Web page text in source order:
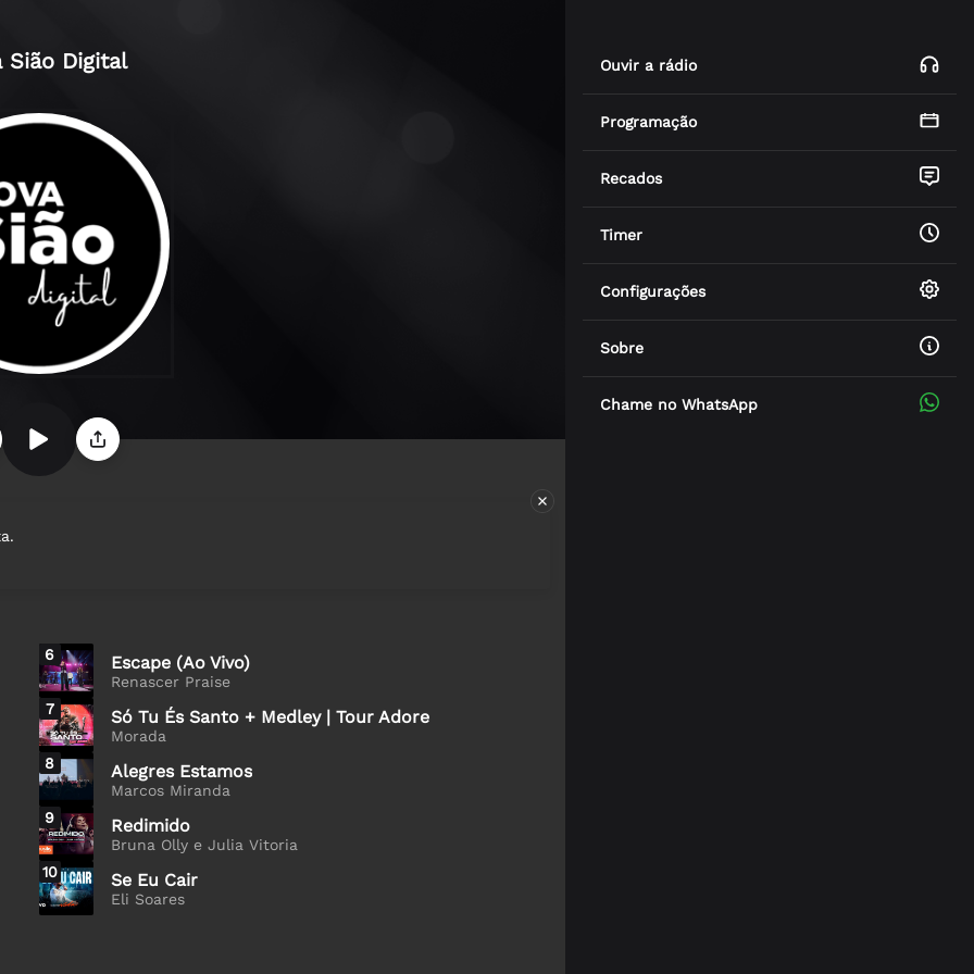
Ouvir a rádio
Programação
Recados
Timer
Configurações
Sobre
Chame no WhatsApp
Sião Digital
6 Escape (Ao Vivo)
Renascer Praise
7
Só Tu És Santo + Medley | Tour Adore
Morada
8
Alegres Estamos
Marcos Miranda
9
Redimido
Bruna Olly e Julia Vitoria
10
Se Eu Cair
Eli Soares